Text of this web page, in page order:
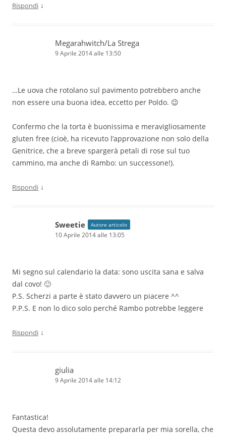
Rispondi ↓
Megarahwitch/La Strega
9 Aprile 2014 alle 13:50
…Le uova che rotolano sul pavimento potrebbero anche
non essere una buona idea, eccetto per Poldo. 😉
Confermo che la torta è buonissima e meravigliosamente
gluten free (cioè, ha ricevuto l’approvazione non solo della
Genitrice, che a breve spargerà petali di rose sul tuo
cammino, ma anche di Rambo: un successone!).
Rispondi ↓
Sweetie Autore articolo
10 Aprile 2014 alle 13:05
Mi segno sul calendario la data: sono uscita sana e salva
dal covo! 🙂
P.S. Scherzi a parte è stato davvero un piacere ^^
P.P.S. E non lo dico solo perché Rambo potrebbe leggere
Rispondi ↓
giulia
9 Aprile 2014 alle 14:12
Fantastica!
Questa devo assolutamente prepararla per mia sorella, che